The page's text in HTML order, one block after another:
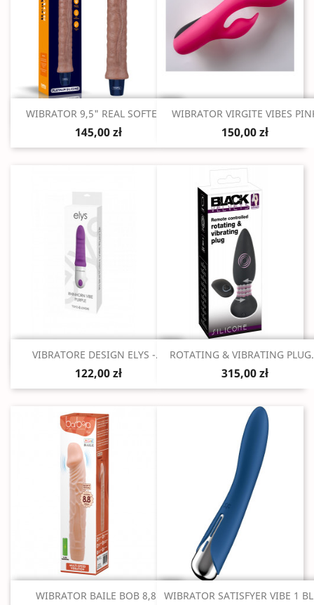
Szybki podgląd
WIBRATOR 9,5" REAL SOFTEE...
145,00 zł
Szybki podgląd
WIBRATOR VIRGITE VIBES
150,00 zł
Szybki podgląd
VIBRATORE DESIGN ELYS -...
122,00 zł
Szybki podgląd
ROTATING & VIBRATING
315,00 zł
Szybki podgląd
WIBRATOR BAILE BOB 8,8" Szybki podgląd
WIBRATOR SATISFYER VIBE 1